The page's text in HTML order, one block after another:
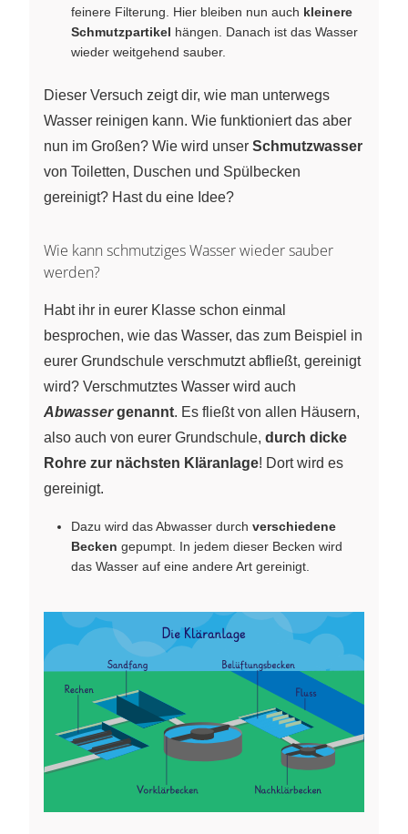
feinere Filterung. Hier bleiben nun auch kleinere
Schmutzpartikel hängen. Danach ist das Wasser
wieder weitgehend sauber.
Dieser Versuch zeigt dir, wie man unterwegs
Wasser reinigen kann. Wie funktioniert das aber
nun im Großen? Wie wird unser Schmutzwasser
von Toiletten, Duschen und Spülbecken
gereinigt? Hast du eine Idee?
Wie kann schmutziges Wasser wieder sauber
werden?
Habt ihr in eurer Klasse schon einmal
besprochen, wie das Wasser, das zum Beispiel in
eurer Grundschule verschmutzt abfließt, gereinigt
wird? Verschmutztes Wasser wird auch
Abwassergenannt. Es fließt von allen Häusern,
also auch von eurer Grundschule, durch dicke
Rohre zur nächsten Kläranlage! Dort wird es
gereinigt.
Dazu wird das Abwasser durch verschiedene
Becken gepumpt. In jedem dieser Becken wird
das Wasser auf eine andere Art gereinigt.